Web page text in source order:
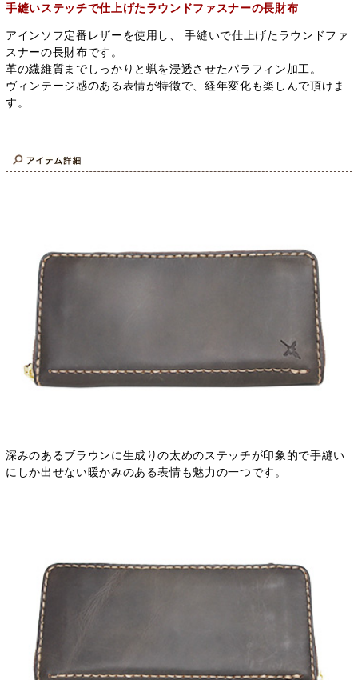
手縫いステッチで仕上げたラウンドファスナーの長財布
アインソフ定番レザーを使用し、 手縫いで仕上げたラウンドファ
スナーの長財布です。
革の繊維質までしっかりと蝋を浸透させたパラフィン加工。
ヴィンテージ感のある表情が特徴で、経年変化も楽しんで頂けま
す。
深みのあるブラウンに生成りの太めのステッチが印象的で手縫い
にしか出せない暖かみのある表情も魅力の一つです。